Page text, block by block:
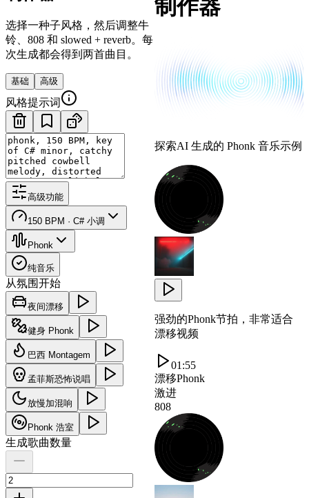
选择一种子风格，然后调整牛
铃、808 和 slowed + reverb。每
次生成都会得到两首曲目。
基础 高级
风格提示词
高级功能
150 BPM · C# 小调
Phonk
纯音乐
从氛围开始
夜间漂移
健身 Phonk
巴西 Montagem
孟菲斯恐怖说唱
放慢加混响
Phonk 浩室
生成歌曲数量
制作器
探索AI 生成的 Phonk 音乐示例
强劲的Phonk节拍，非常适合
漂移视频
01:55
漂移Phonk
激进
808